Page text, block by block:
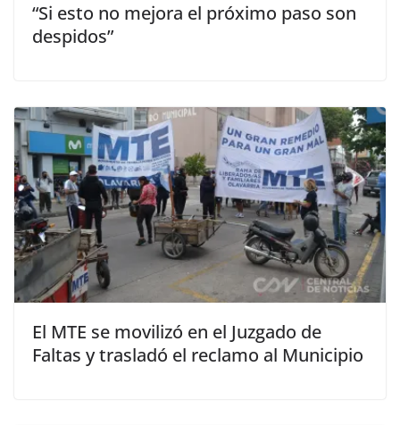
“Si esto no mejora el próximo paso son
despidos”
El MTE se movilizó en el Juzgado de
Faltas y trasladó el reclamo al Municipio